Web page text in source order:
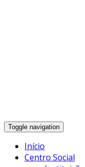
Toggle navigation
Início
Centro Social